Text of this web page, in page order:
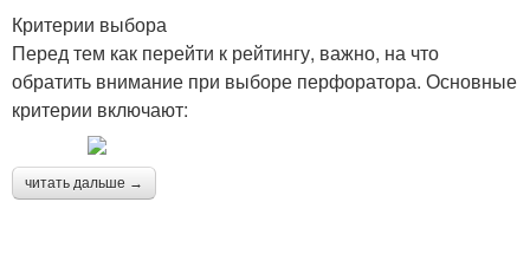
Критерии выбора
Перед тем как перейти к рейтингу, важно, на что
обратить внимание при выборе перфоратора. Основные
критерии включают:
читать дальше →